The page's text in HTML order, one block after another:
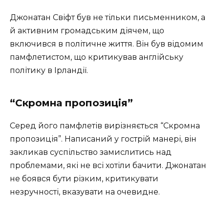
Джонатан Свіфт був не тільки письменником, а
й активним громадським діячем, що
включився в політичне життя. Він був відомим
памфлетистом, що критикував англійську
політику в Ірландії.
“Скромна пропозиція”
Серед його памфлетів вирізняється “Скромна
пропозиція”. Написаний у гострій манері, він
закликав суспільство замислитись над
проблемами, які не всі хотіли бачити. Джонатан
не боявся бути різким, критикувати
незручності, вказувати на очевидне.